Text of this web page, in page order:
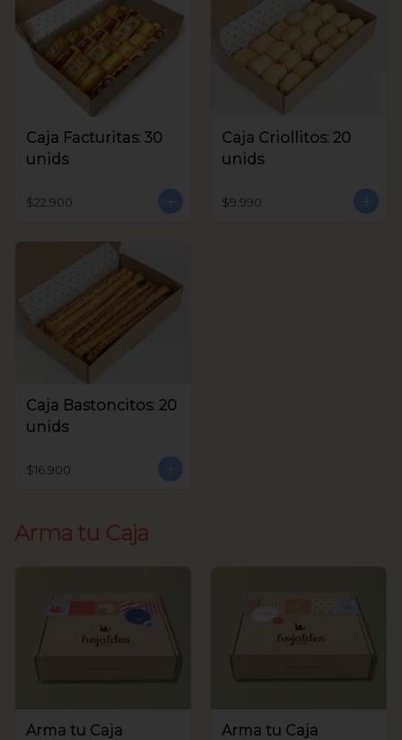
Caja Facturitas: 30
unids
$22.900
Caja Criollitos: 20
unids
$9.990
Caja Bastoncitos: 20
unids
$16.900
Arma tu Caja
Arma tu Caja
Arma tu Caja